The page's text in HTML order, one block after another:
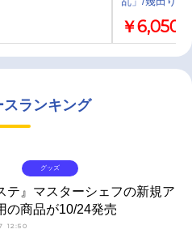
￥6,050
ランキング
テ』マスターシェフの新規ア
の商品が10/24発売
12:50
グッズ